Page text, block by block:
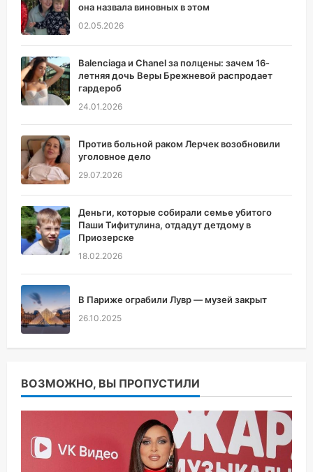
она назвала виновных в этом
02.05.2026
Balenciaga и Chanel за полцены: зачем 16-
летняя дочь Веры Брежневой распродает
гардероб
24.01.2026
Против больной раком Лерчек возобновили
уголовное дело
29.07.2026
Деньги, которые собирали семье убитого
Паши Тифитулина, отдадут детдому в
Приозерске
18.02.2026
В Париже ограбили Лувр — музей закрыт
26.10.2025
ВОЗМОЖНО, ВЫ ПРОПУСТИЛИ